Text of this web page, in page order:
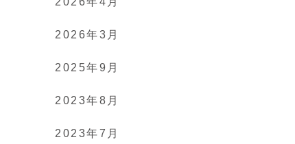
2026年3月
2025年9月
2023年8月
2023年7月